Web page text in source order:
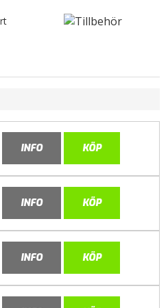
INFO KÖP
INFO KÖP
INFO KÖP